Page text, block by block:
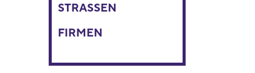
STRASSEN
FIRMEN